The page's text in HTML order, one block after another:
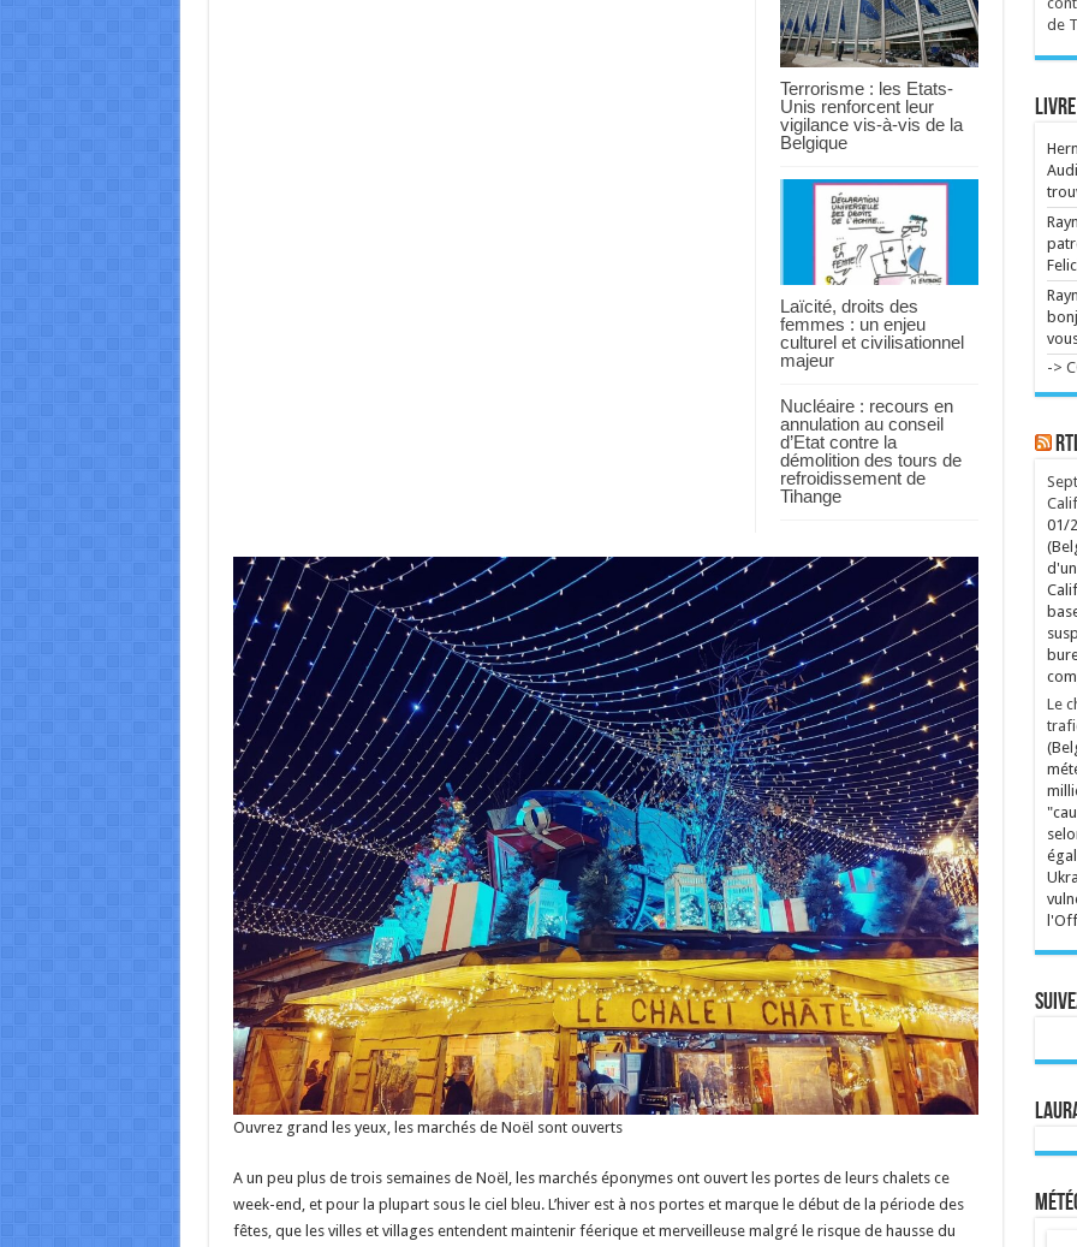
Terrorisme : les Etats-
Unis renforcent leur
vigilance vis-à-vis de la
Belgique
Laïcité, droits des
femmes : un enjeu
culturel et civilisationnel
majeur
Nucléaire : recours en
annulation au conseil
d’Etat contre la
démolition des tours de
refroidissement de
Tihange
Ouvrez grand les yeux, les marchés de Noël sont ouverts
A un peu plus de trois semaines de Noël, les marchés éponymes ont ouvert les portes de leurs chalets ce
week-end, et pour la plupart sous le ciel bleu. L’hiver est à nos portes et marque le début de la période des
fêtes, que les villes et villages entendent maintenir féerique et merveilleuse malgré le risque de hausse du
...
de
->
01/
Le